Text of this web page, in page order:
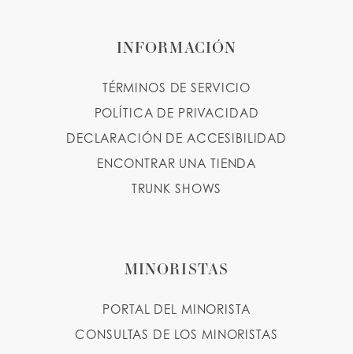
INFORMACIÓN
TÉRMINOS DE SERVICIO
POLÍTICA DE PRIVACIDAD
DECLARACIÓN DE ACCESIBILIDAD
ENCONTRAR UNA TIENDA
TRUNK SHOWS
MINORISTAS
PORTAL DEL MINORISTA
CONSULTAS DE LOS MINORISTAS